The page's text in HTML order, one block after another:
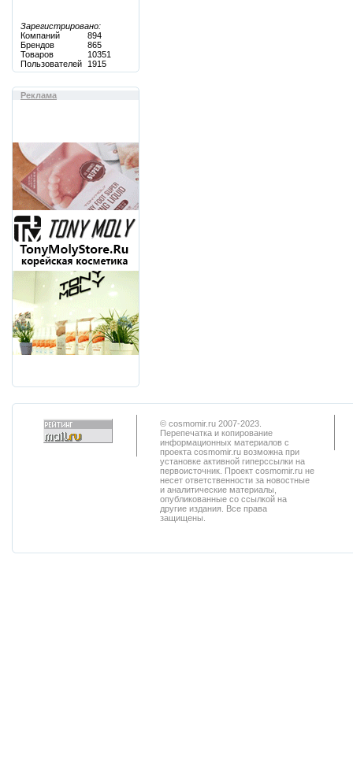
Зарегистрировано:
Компаний
894
Брендов
865
Товаров
10351
Пользователей
1915
Реклама
© cosmomir.ru 2007-2023.
Перепечатка и копирование
информационных материалов с
проекта cosmomir.ru возможна при
установке активной гиперссылки на
первоисточник. Проект cosmomir.ru не
несет ответственности за новостные
и аналитические материалы,
опубликованные со ссылкой на
другие издания. Все права
защищены.